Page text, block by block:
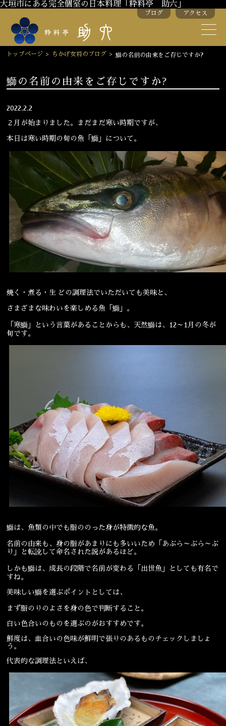
大垣市にある完全個室の日本料理「粋料亭 助六」
ブログ アクセス
トップページ > ちかげ女将のブログ > 鰤の名前の由来をご存じですか?
鰤の名前の由来をご存じですか?
2022.2.2
２月が始まりました。まだまだ寒い時期ですが、
本日は寒い時期の旬の魚「鰤」について。
焼く・煮る・生 どの調理法でいただいても美味と、
さまざまな味わいを楽しめる魚「鰤」。
「寒鰤」という言葉があることからも、天然鰤は、12～1月の冬が
旬です。
鰤は、魚類の中でも脂ののった身が特徴的な魚。
名前の由来も、身の脂があまりにも多いいため「あぶら～ぶら～ぶ
り」と転訛して命名された説があるほど。
しかも鰤は、成長の段階で名前が変わる「出世魚」としても有名で
すね。
美味しい鰤を選ぶポイントとしては、
まず脂のりのよさを身の色で判断すること。
白い色合いのものを選ぶのがおすすめです。
鮮度は、血合いの色味が鮮明で張りのあるものチェックしましょ
う。
代表的な調理法といえば、
お飲み物
お部屋のご紹介 会議・舞台のご利用
結婚式・披露宴
ご接待 法要
慶事 お顔合わせ
宴会 ウェディング